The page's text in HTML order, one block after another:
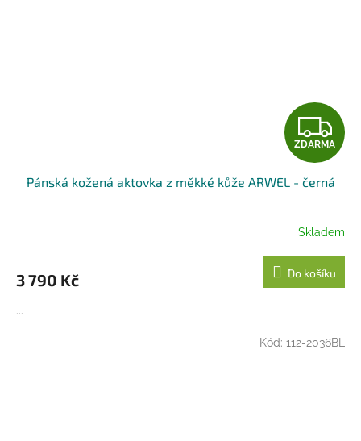
Z
D
A
R
M
A
ZDARMA
Pánská kožená aktovka z měkké kůže ARWEL - černá
Skladem
3 790 Kč Do košíku
...
Kód: 112-2036BL